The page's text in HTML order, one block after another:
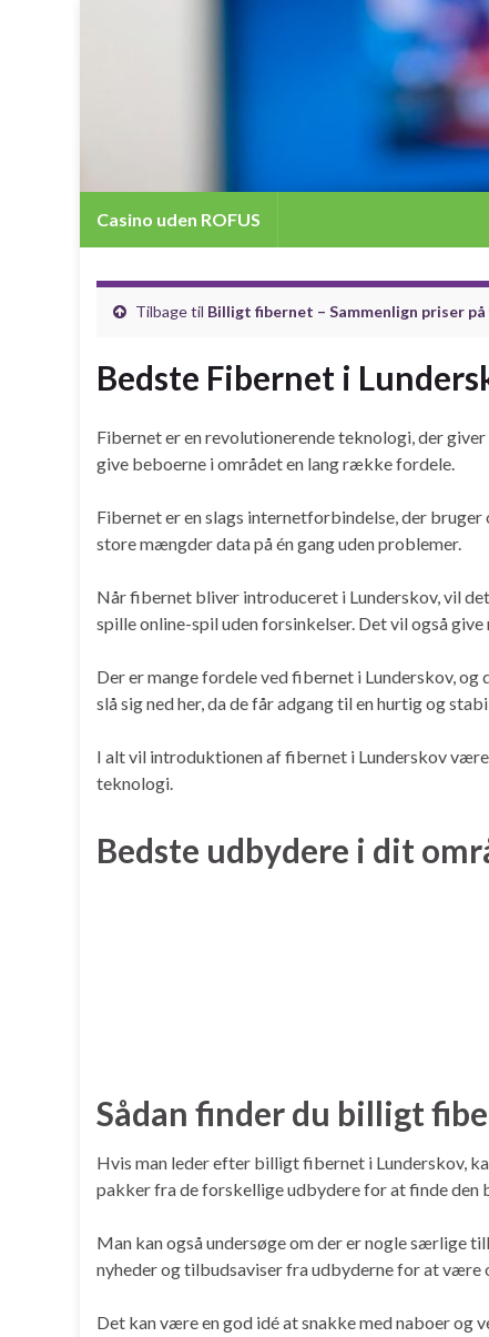
Casino uden ROFUS
Tilbage til Billigt fibernet – Sammenlign priser
Bedste Fibernet i
Fibernet er en revolutionerende teknologi, der
give beboerne i området en lang række fordele.
Fibernet er en slags internetforbindelse, der
store mængder data på én gang uden problemer.
Når fibernet bliver introduceret i Lunderskov, vil
spille online-spil uden forsinkelser. Det vil også
Der er mange fordele ved fibernet i Lunderskov,
slå sig ned her, da de får adgang til en hurtig og
I alt vil introduktionen af fibernet i Lunderskov
teknologi.
Bedste udbydere i dit
Sådan finder du billigt
Hvis man leder efter billigt fibernet i Lunderskov,
pakker fra de forskellige udbydere for at finde den
Man kan også undersøge om der er nogle særlige
nyheder og tilbudsaviser fra udbyderne for at
Det kan være en god idé at snakke med naboer og